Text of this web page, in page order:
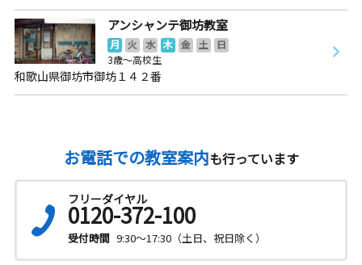
アンシャンテ御坊教室
月 火 水 木 金 土
日
3歳～高校生
和歌山県御坊市御坊１４２番
お電話での教室案内も行っています
フリーダイヤル
0120-372-100
受付時間 9:30～17:30（土日、祝日除く）